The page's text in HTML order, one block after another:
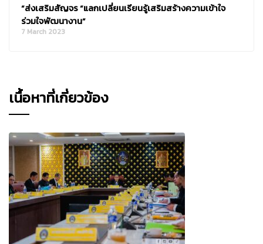
“ส่งเสริมสัญจร “แลกเปลี่ยนเรียนรู้เสริมสร้างความเข้าใจ
ร่วมใจพัฒนางาน”
7 March 2023
เนื้อหาที่เกี่ยวข้อง